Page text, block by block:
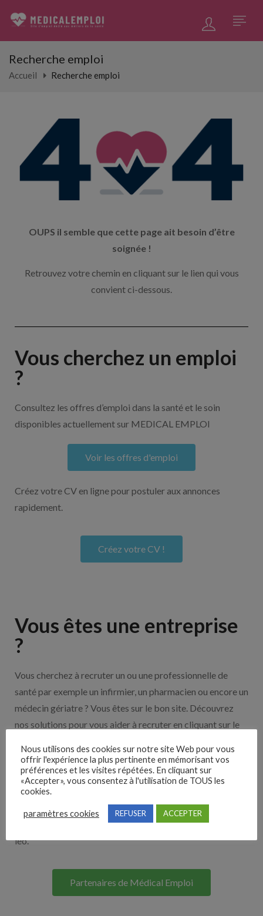
Recherche emploi
Accueil Recherche emploi
OUPS il semble que cette page ait besoin d’être
soignée !
Retrouvez votre chemin en cliquant sur le lien qui vous
convient ci-dessous.
Vous cherchez un emploi
?
Consultez les offres d’emploi dans la santé et le soin
disponibles actuellement sur MEDICAL EMPLOI
Voir les offres d'emploi
Créez votre CV en ligne pour postuler aux annonces
rapidement.
Créez votre CV !
Vous êtes une entreprise
?
Vous cherchez à recruter un ou une professionnelle de
santé par exemple un infirmier, un pharmacien ou encore un
médecin gériatre ? Vous êtes sur le bon site. Découvrez
nos solutions pour vous aider à recruter en cliquant sur le
Nos solutions entreprises
Lorem ipsum dolor sit amet, consectetur adipiscing elit. Ut
elit tellus, luctus nec ullamcorper mattis, pulvinar dapibus
leo.
Partenaires de Médical Emploi
Nous utilisons des cookies sur notre site Web pour vous
offrir l'expérience la plus pertinente en mémorisant vos
préférences et les visites répétées. En cliquant sur
«Accepter», vous consentez à l'utilisation de TOUS les
cookies.
paramètres cookies REFUSER ACCEPTER